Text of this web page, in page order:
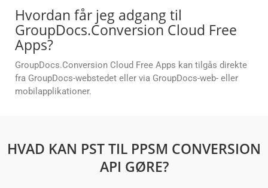
Hvordan får jeg adgang til
GroupDocs.Conversion Cloud Free
Apps?
GroupDocs.Conversion Cloud Free Apps kan tilgås direkte
fra GroupDocs-webstedet eller via GroupDocs-web- eller
mobilapplikationer.
HVAD KAN PST TIL PPSM CONVERSION
API GØRE?